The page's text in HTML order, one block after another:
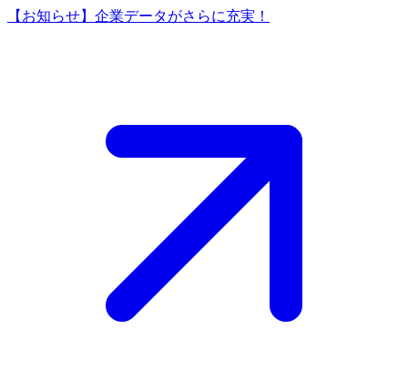
【お知らせ】企業データがさらに充実！